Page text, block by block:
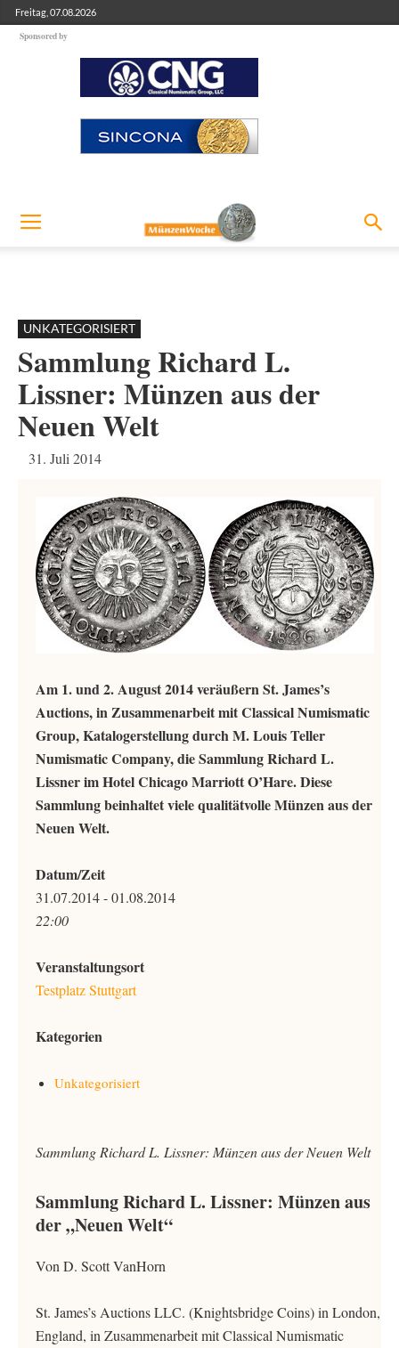
Freitag, 07.08.2026
Sponsored by
UNKATEGORISIERT
Sammlung Richard L.
Lissner: Münzen aus der
Neuen Welt
31. Juli 2014
Am 1. und 2. August 2014 veräußern St. James’s
Auctions, in Zusammenarbeit mit Classical Numismatic
Group, Katalogerstellung durch M. Louis Teller
Numismatic Company, die Sammlung Richard L.
Lissner im Hotel Chicago Marriott O’Hare. Diese
Sammlung beinhaltet viele qualitätvolle Münzen aus der
Neuen Welt.
Datum/Zeit
31.07.2014 - 01.08.2014
22:00
Veranstaltungsort
Testplatz Stuttgart
Kategorien
Unkategorisiert
Sammlung Richard L. Lissner: Münzen aus der Neuen Welt
Sammlung Richard L. Lissner: Münzen aus
der „Neuen Welt“
Von D. Scott VanHorn
St. James’s Auctions LLC. (Knightsbridge Coins) in London,
England, in Zusammenarbeit mit Classical Numismatic